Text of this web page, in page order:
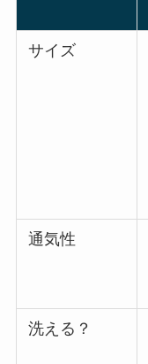
サイズ
通気性
洗える？